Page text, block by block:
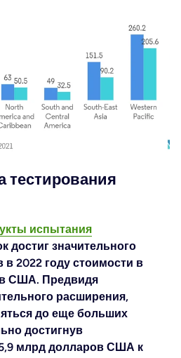
тестирования
испытания
достиг значительного
в 2022 году стоимости в
США. Предвидя
расширения,
до еще больших
достигнув
млрд долларов США к